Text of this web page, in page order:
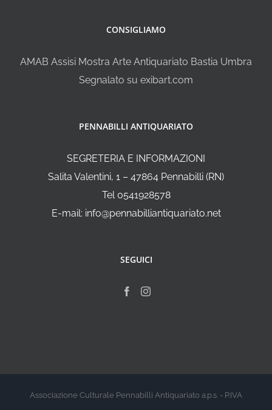
CONSIGLIAMO
AMAB Assisi Mostra Arte Antiquariato Bastia Umbra
Segnalato su exibart.com
PENNABILLI ANTIQUARIATO
SEGRETERIA E INFORMAZIONI
Salita Valentini, 1 – 47864 Pennabilli (RN)
Tel 0541928578
E-mail: info@pennabilliantiquariato.net
SEGUICI
Associazione Culturale Pennabilli Antiquariato a.p.s. - P.IVA